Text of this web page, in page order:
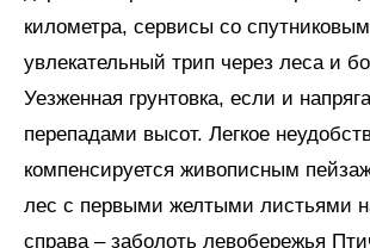
километра, сервисы со
увлекательный трип через леса и
Уезженная грунтовка, если и
перепадами высот. Легкое
компенсируется живописным
лес с первыми желтыми листьями
справа – заболоть левобережья